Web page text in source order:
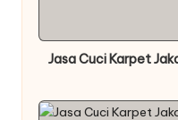
Jasa Cuci Karpet